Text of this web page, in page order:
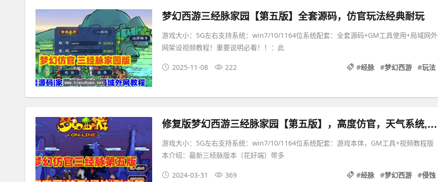
梦幻西游三经脉家园【第五版】全套源码，仿官玩法经典耐玩
游戏大小：5G左右支持系统：win7/10/1164位系统配套：全套源码+GM工具使用+局域网外
网架设视频教程！重要说明必看！！：此
2025-11-08 222 #经脉 #梦幻西游 #玩法
修复版梦幻西游三经脉家园【第五版】，高度仿官，天气系统,侵蚀
游戏大小：5G左右支持系统：win7/10/1164位系统配套：游戏本体，GM工具+视频教程版
本介绍：最新三经脉版本（花好端）带多
2024-03-31 369 #经脉 #梦幻西游 #侵蚀